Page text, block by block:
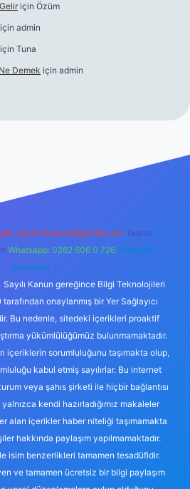
için Özüm
için admin
için Tuna
Demek için admin
backlinkpaneli@gmail.com Teams:
Whatsapp: 0262 606 0 726 Telegram:
@karabul
Sayılı Kanun gereğince Bilgi Teknolojileri
onaylanmış bir Yer Sağlayıcı
Bu nedenle, sitedeki içerikleri proaktif
yükümlülüğümüz bulunmamaktadır.
içeriklerin sorumluluğunu taşımakta olup,
kabul etmiş sayılırlar. Bu internet
veya şahıs şirketi ile hiçbir bağlantısı
kendi hazırladığımız makaleler
alan içerikler haber niteliği taşımamakta
hakkında paylaşım yapılmamaktadır.
isim benzerlikleri tamamen tesadüfidir.
ve tamamen ücretsiz bir bilgi paylaşım